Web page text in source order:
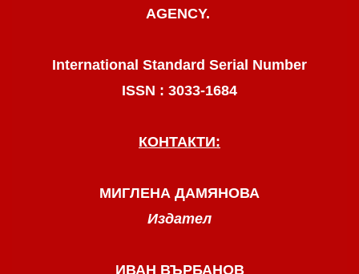
AGENCY.
International Standard Serial Number
ISSN : 3033-1684
КОНТАКТИ:
МИГЛЕНА ДАМЯНОВА
Издател
ИВАН ВЪРБАНОВ